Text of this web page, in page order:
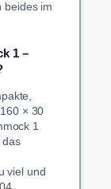
beides im
1 –
× 30
1
das
viel und